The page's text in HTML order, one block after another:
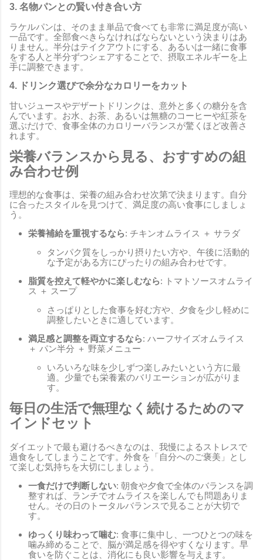
3. 名物パンとの賢い付き合い方
ラケルパンは、そのまま単品で食べても非常に満足度が高い
一品です。全部食べきらなければならないという決まりはあ
りません。半分はテイクアウトにする、あるいは一緒に食事
をする人と半分ずつシェアすることで、摂取エネルギーを上
手に調整できます。
4. ドリンク選びで余分なカロリーをカット
甘いジュースやデザートドリンクは、意外と多くの糖分を含
んでいます。お水、お茶、あるいは無糖のコーヒーや紅茶を
選ぶだけで、食事全体のカロリーバランスが驚くほど改善さ
れます。
栄養バランスから見る、おすすめの組
み合わせ例
理想的な食事は、栄養の組み合わせ次第で決まります。自分
に合ったスタイルを見つけて、満足度の高い食事にしましょ
う。
栄養補給を重視するなら: チキンオムライス ＋ サラダ
タンパク質をしっかり摂りたい方や、午後に活動的
な予定がある方にぴったりの組み合わせです。
脂質を控えて軽やかに楽しむなら: トマトソースオムライ
ス ＋ スープ
さっぱりとした食事を好む方や、夕食を少し軽めに
調整したいときに適しています。
満足感と調整を両立するなら: ハーフサイズオムライス
＋ パン半分 ＋ 野菜メニュー
いろいろな味を少しずつ楽しみたいという方に最
適。少量でも栄養素のバリエーションが広がりま
す。
毎日の生活で無理なく続けるためのマ
インドセット
ダイエットで最も避けるべきなのは、我慢によるストレスで
過食をしてしまうことです。外食を「自分へのご褒美」とし
て楽しむ気持ちを大切にしましょう。
一食だけで判断しない: 朝食や夕食で全体のバランスを調
整すれば、ランチでオムライスを楽しんでも問題ありま
せん。その日のトータルバランスで見ることが大切で
す。
ゆっくり味わって噛む: 食事に集中し、一つひとつの味を
噛み締めることで、脳が満足感を得やすくなります。早
食いを防ぐことは、消化にも良い影響を与えます。